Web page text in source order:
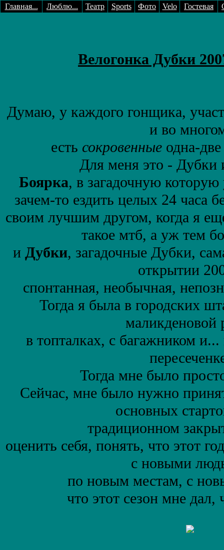
Главная... Люблю... Театр Sports Фото Velo Гостевая
Велогонка Дубки
Думаю, у каждого гонщика,
и во
есть сокровенныеодна-
Для меня это - Дубки
Боярка, в загадочную
зачем-то ездить целых 24 часа
своим лучшим другом, когда я
такое мтб, а уж тем
и Дубки, загадочные Дубки,
открытии
спонтанная, необычная,
Тогда я была в городских
маликденовой
в топталках, с багажником
Тогда мне было
Сейчас, мне было нужно
основных
традиционном
оценить себя, понять, что этот
с новыми
по новым местам, с
что этот сезон мне дал,